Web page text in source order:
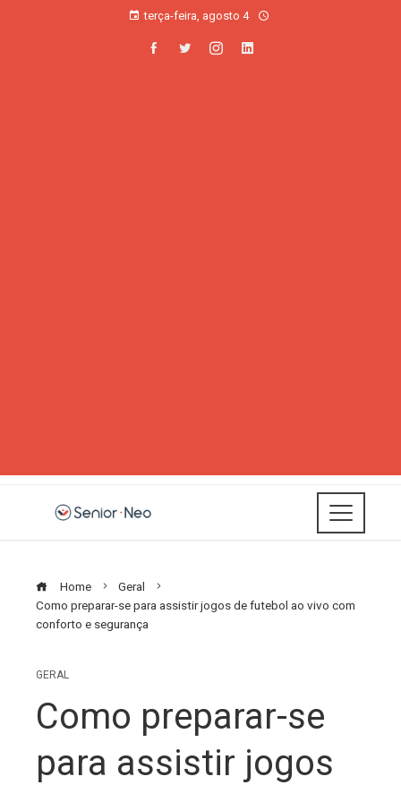
terça-feira, agosto 4
Home
Geral
Como preparar-se para assistir jogos de futebol ao vivo com
conforto e segurança
GERAL
Como preparar-se
para assistir jogos